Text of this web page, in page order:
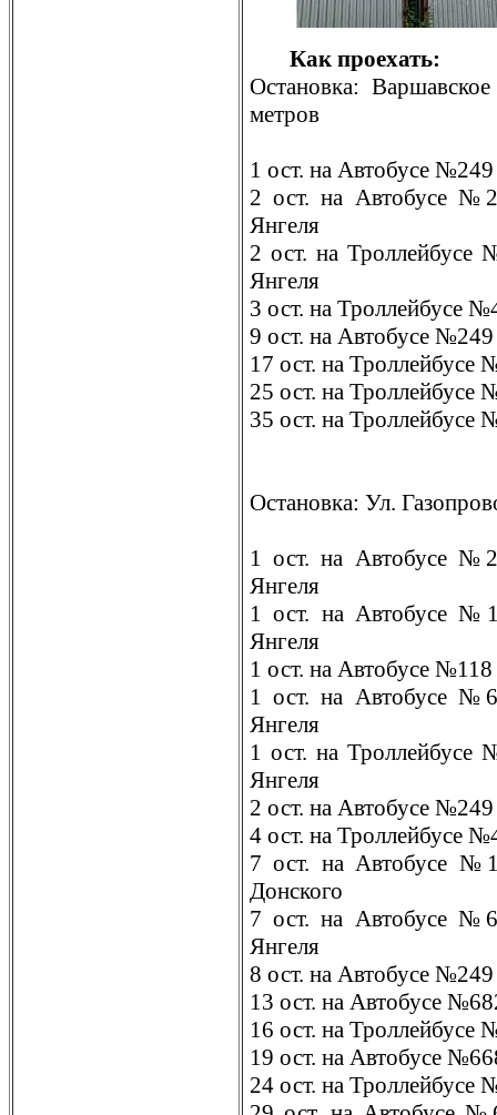
Как проехать:
Остановка:
метров
1 ост. на Автобусе
2 ост. на Автобусе
Янгеля
2 ост. на
Янгеля
3 ост. на Троллейбусе
9 ост. на Автобусе
17 ост. на Троллейбусе
25 ост. на Троллейбусе
35 ост. на Троллейбусе
Остановка: Ул.
1 ост. на Автобусе
Янгеля
1 ост. на Автобусе
Янгеля
1 ост. на Автобусе
1 ост. на Автобусе
Янгеля
1 ост. на
Янгеля
2 ост. на Автобусе
4 ост. на Троллейбусе
7 ост. на Автобусе
Донского
7 ост. на Автобусе
Янгеля
8 ост. на Автобусе
13 ост. на Автобусе
16 ост. на Троллейбусе
19 ост. на Автобусе
24 ост. на Троллейбусе